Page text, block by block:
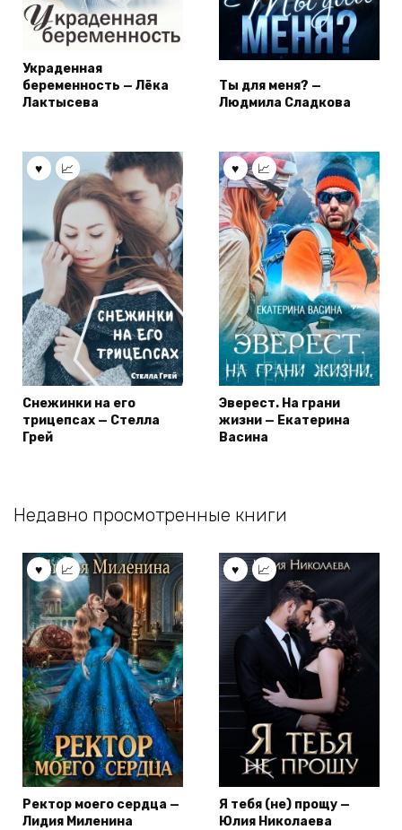
Украденная
беременность — Лёка
Лактысева
Ты для меня? —
Людмила Сладкова
Снежинки на его
трицепсах — Стелла
Грей
Эверест. На грани
жизни — Екатерина
Васина
Недавно просмотренные книги
Ректор моего сердца —
Лидия Миленина
Я тебя (не) прощу —
Юлия Николаева